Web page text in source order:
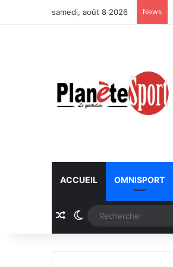
samedi, août 8 2026 News
ACCUEIL OMNISPORT
Article Aléatoire
Switch skin